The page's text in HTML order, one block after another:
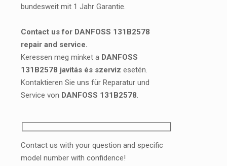
bundesweit mit 1 Jahr Garantie.
Contact us for DANFOSS 131B2578
repair and service.
Keressen meg minket a DANFOSS
131B2578 javítás és szerviz esetén.
Kontaktieren Sie uns für Reparatur und
Service von DANFOSS 131B2578.
Contact us with your question and specific
model number with confidence!